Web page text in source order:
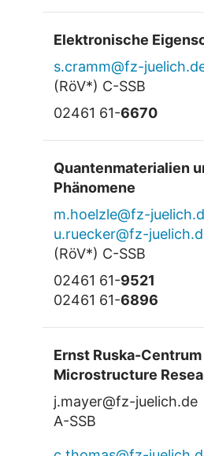
Elektronische
s.cramm@fz-
(RöV*) C-SSB
02461 61-6670
Quantenmaterialien
Phänomene
m.hoelzle@fz-
u.ruecker@fz-
(RöV*) C-SSB
02461 61-9521
02461 61-6896
Ernst Ruska-Centrum
Microstructure
j.mayer@fz-juelich.de
A-SSB